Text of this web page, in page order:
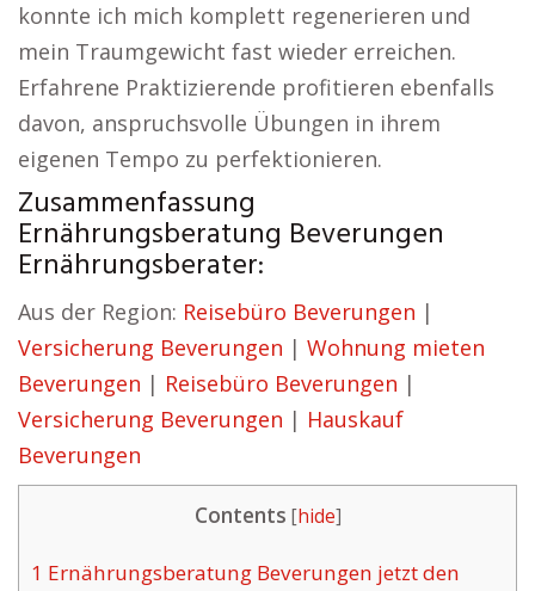
konnte ich mich komplett regenerieren und
mein Traumgewicht fast wieder erreichen.
Erfahrene Praktizierende profitieren ebenfalls
davon, anspruchsvolle Übungen in ihrem
eigenen Tempo zu perfektionieren.
Zusammenfassung
Ernährungsberatung Beverungen
Ernährungsberater:
Aus der Region: Reisebüro Beverungen |
Versicherung Beverungen | Wohnung mieten
Beverungen | Reisebüro Beverungen |
Versicherung Beverungen | Hauskauf
Beverungen
Contents [hide]
1 Ernährungsberatung Beverungen jetzt den